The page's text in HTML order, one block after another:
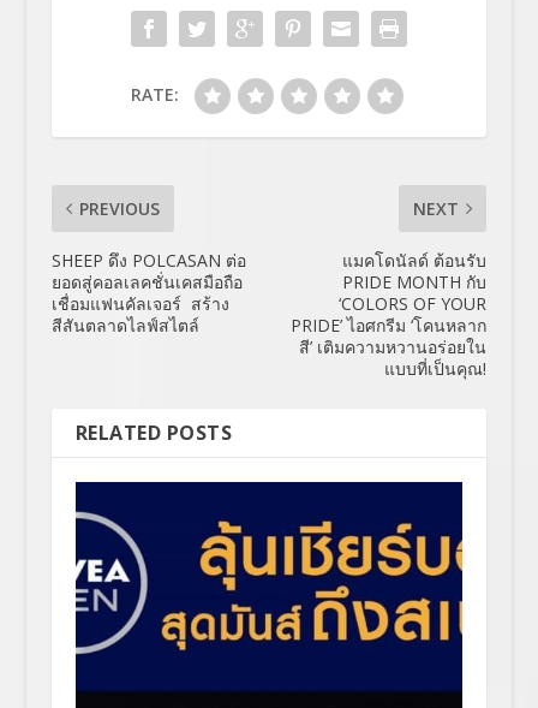
RATE:
PREVIOUS
SHEEP ดึง POLCASAN ต่อ
ยอดสู่คอลเลคชั่นเคสมือถือ
เชื่อมแฟนคัลเจอร์ สร้าง
สีสันตลาดไลฟ์สไตล์
NEXT
แมคโดนัลด์ ต้อนรับ
PRIDE MONTH กับ
‘COLORS OF YOUR
PRIDE’ ไอศกรีม ‘โคนหลาก
สี’ เติมความหวานอร่อยใน
แบบที่เป็นคุณ!
RELATED POSTS